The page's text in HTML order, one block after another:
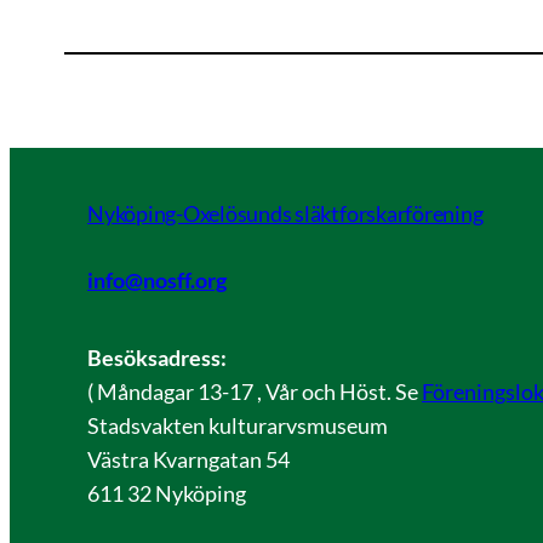
Nyköping-Oxelösunds släktforskarförening
info@nosff.org
Besöksadress:
( Måndagar 13-17 , Vår och Höst. Se
Stadsvakten kulturarvsmuseum
Västra Kvarngatan 54
611 32 Nyköping